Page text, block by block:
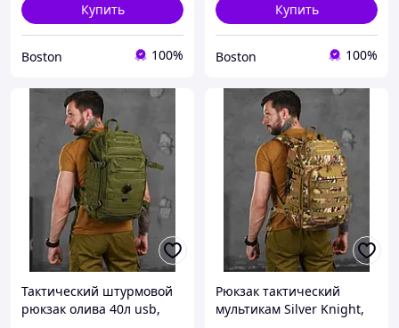
Купить
Boston 100%
Купить
Boston 100%
Тактический штурмовой
рюкзак олива 40л usb,
Рюкзак тактический
мультикам Silver Knight,